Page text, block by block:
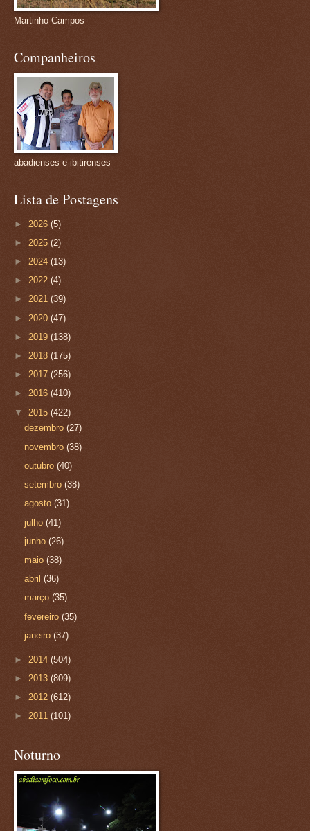
Martinho Campos
Companheiros
abadienses e ibitirenses
Lista de Postagens
► 2026 (5)
► 2025 (2)
► 2024 (13)
► 2022 (4)
► 2021 (39)
► 2020 (47)
► 2019 (138)
► 2018 (175)
► 2017 (256)
► 2016 (410)
▼ 2015 (422)
dezembro(27)
novembro(38)
outubro(40)
setembro(38)
agosto(31)
julho(41)
junho(26)
maio(38)
abril(36)
março(35)
fevereiro(35)
janeiro(37)
► 2014 (504)
► 2013 (809)
► 2012 (612)
► 2011 (101)
Noturno